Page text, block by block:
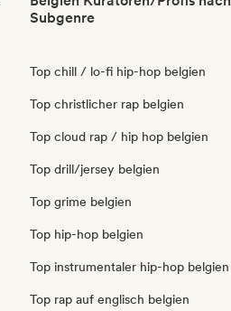
Subgenre
Top chill / lo-fi hip-hop belgien
Top christlicher rap belgien
Top cloud rap / hip hop belgien
Top drill/jersey belgien
Top grime belgien
Top hip-hop belgien
Top instrumentaler hip-hop belgien
Top rap auf englisch belgien